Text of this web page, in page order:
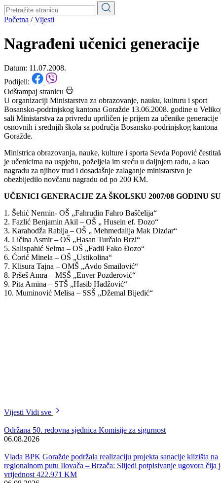
Pale-Prača
Kontakt
Početna/ Vijesti
Nagrađeni učenici generacije
Datum: 11.07.2008.
Podijeli:
Odštampaj stranicu
U organizaciji Ministarstva za obrazovanje, nauku, kulturu i sport
Bosansko-podrinjskog kantona Goražde 13.06.2008. godine u
osnovnih i srednjih škola sa područja Bosansko-podrinjskog kantona
Goražde.
Ministrica obrazovanja, nauke, kulture i sporta Sevda Popović
nagradu za njihov trud i dosadašnje zalaganje ministarstvo je
UČENICI GENERACIJE ZA ŠKOLSKU 2007/08 GODINU
1. Šehić Nermin- OŠ „Fahrudin Fahro Baščelija“
2. Fazlić Benjamin Akil – OŠ „ Husein ef. Đozo“
3. Karahodža Rabija – OŠ „ Mehmedalija Mak Dizdar“
4. Ličina Asmir – OŠ „Hasan Turčalo Brzi“
5. Salispahić Selma – OŠ „Fadil Fako Đozo“
6. Ćorić Minela – OŠ „Ustikolina“
7. Klisura Tajna – OMŠ „Avdo Smailović“